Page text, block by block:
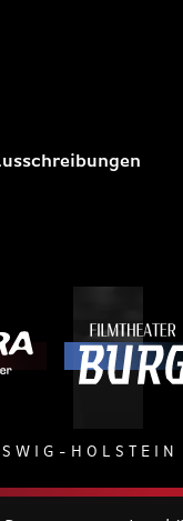
HOLSTEIN